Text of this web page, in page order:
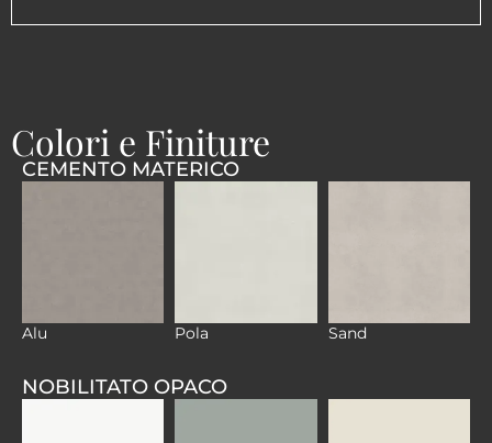
Colori e Finiture
CEMENTO MATERICO
Alu Pola Sand
NOBILITATO OPACO